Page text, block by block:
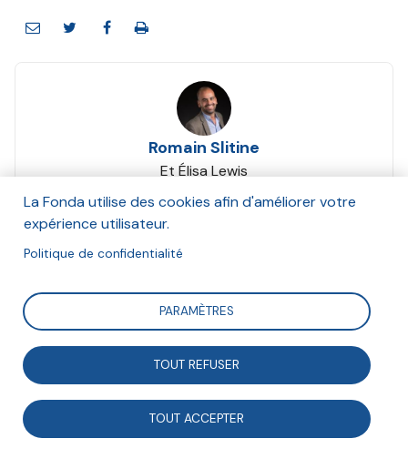
Romain Slitine
Et Élisa Lewis
Décembre 2016
Cet article synthétise une partie des réflexions des
auteurs présentées dans l’ouvrage d’Elisa Lewis et
Romain Slitine, Le coup d’État citoyen. Ces initiatives
qui réinventent la démocratie, aux éditions La
Découverte, paru en 2016.
La Fonda utilise des cookies afin d'améliorer votre
expérience utilisateur.
Politique de confidentialité
PARAMÈTRES
TOUT REFUSER
TOUT ACCEPTER